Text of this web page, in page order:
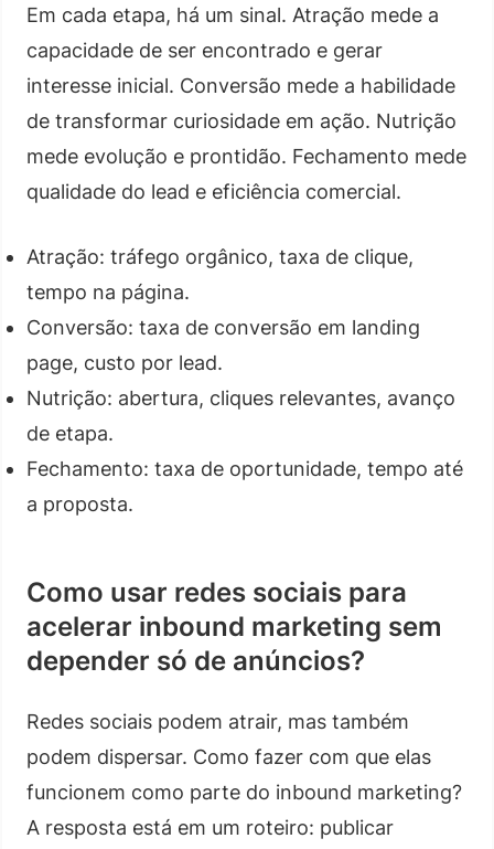
Em cada etapa, há um sinal. Atração mede a
capacidade de ser encontrado e gerar
interesse inicial. Conversão mede a habilidade
de transformar curiosidade em ação. Nutrição
mede evolução e prontidão. Fechamento mede
qualidade do lead e eficiência comercial.
Atração: tráfego orgânico, taxa de clique,
tempo na página.
Conversão: taxa de conversão em landing
page, custo por lead.
Nutrição: abertura, cliques relevantes, avanço
de etapa.
Fechamento: taxa de oportunidade, tempo até
a proposta.
Como usar redes sociais para
acelerar inbound marketing sem
depender só de anúncios?
Redes sociais podem atrair, mas também
podem dispersar. Como fazer com que elas
funcionem como parte do inbound marketing?
A resposta está em um roteiro: publicar